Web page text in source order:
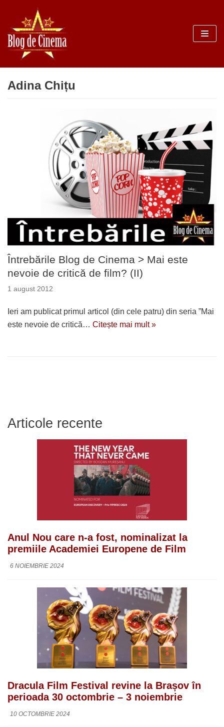
Sari
la
conținut
Adina Chițu
Întrebările Blog de Cinema > Mai este
nevoie de critică de film? (II)
1 august 2012
Ieri am publicat primul articol (din cele patru) din seria ”Mai
este nevoie de critică… Citește mai mult »
Articole recente
Anul Nou care n-a fost, nominalizat la
premiile Academiei Europene de Film
6 NOIEMBRIE 2024
Dracula Film Festival revine la Brașov în
perioada 30 octombrie – 3 noiembrie
10 OCTOMBRIE 2024